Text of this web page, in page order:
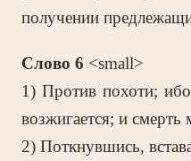
получении
Слово 6 <small>
1) Против похоти;
возжигается; и смерть
2) Поткнувшись,